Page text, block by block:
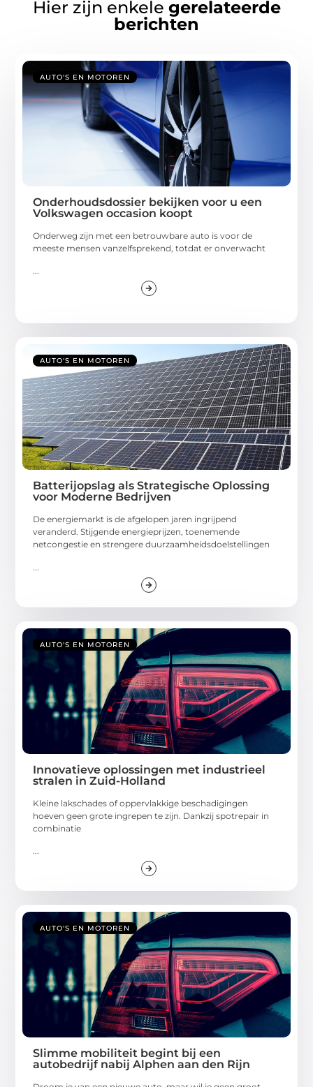
Hier zijn enkele gerelateerde
berichten
AUTO'S EN MOTOREN
Onderhoudsdossier bekijken voor u een
Volkswagen occasion koopt
Onderweg zijn met een betrouwbare auto is voor de
meeste mensen vanzelfsprekend, totdat er onverwacht
...
AUTO'S EN MOTOREN
Batterijopslag als Strategische Oplossing
voor Moderne Bedrijven
De energiemarkt is de afgelopen jaren ingrijpend
veranderd. Stijgende energieprijzen, toenemende
netcongestie en strengere duurzaamheidsdoelstellingen
AUTO'S EN MOTOREN
Innovatieve oplossingen met industrieel
stralen in Zuid-Holland
Kleine lakschades of oppervlakkige beschadigingen
hoeven geen grote ingrepen te zijn. Dankzij spotrepair in
combinatie
...
AUTO'S EN MOTOREN
Slimme mobiliteit begint bij een
autobedrijf nabij Alphen aan den Rijn